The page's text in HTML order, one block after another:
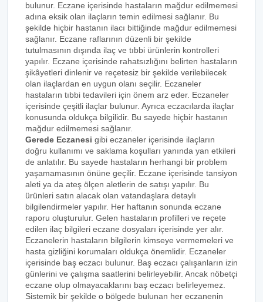
bulunur. Eczane içerisinde hastaların mağdur edilmemesi
adına eksik olan ilaçların temin edilmesi sağlanır. Bu
şekilde hiçbir hastanın ilacı bittiğinde mağdur edilmemesi
sağlanır. Eczane raflarının düzenli bir şekilde
tutulmasının dışında ilaç ve tıbbi ürünlerin kontrolleri
yapılır. Eczane içerisinde rahatsızlığını belirten hastaların
şikâyetleri dinlenir ve reçetesiz bir şekilde verilebilecek
olan ilaçlardan en uygun olanı seçilir. Eczaneler
hastaların tıbbi tedavileri için önem arz eder. Eczaneler
içerisinde çeşitli ilaçlar bulunur. Ayrıca eczacılarda ilaçlar
konusunda oldukça bilgilidir. Bu sayede hiçbir hastanın
mağdur edilmemesi sağlanır.
Gerede Eczanesi gibi eczaneler içerisinde ilaçların
doğru kullanımı ve saklama koşulları yanında yan etkileri
de anlatılır. Bu sayede hastaların herhangi bir problem
yaşamamasının önüne geçilir. Eczane içerisinde tansiyon
aleti ya da ateş ölçen aletlerin de satışı yapılır. Bu
ürünleri satın alacak olan vatandaşlara detaylı
bilgilendirmeler yapılır. Her haftanın sonunda eczane
raporu oluşturulur. Gelen hastaların profilleri ve reçete
edilen ilaç bilgileri eczane dosyaları içerisinde yer alır.
Eczanelerin hastaların bilgilerin kimseye vermemeleri ve
hasta gizliğini korumaları oldukça önemlidir. Eczaneler
içerisinde baş eczacı bulunur. Baş eczacı çalışanların izin
günlerini ve çalışma saatlerini belirleyebilir. Ancak nöbetçi
eczane olup olmayacaklarını baş eczacı belirleyemez.
Sistemik bir şekilde o bölgede bulunan her eczanenin